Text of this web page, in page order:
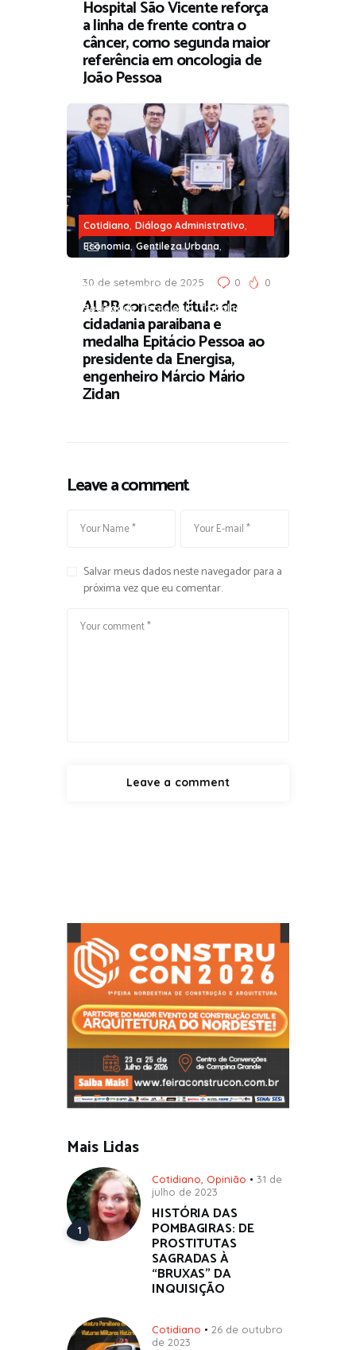
Hospital São Vicente reforça
a linha de frente contra o
câncer, como segunda maior
referência em oncologia de
João Pessoa
Cotidiano, Diálogo Administrativo,
Economia,Gentileza Urbana,
Parlamento ,Poder, Segurança
Sociedade,Tecnologia,Trabalho
30 de setembro de 2025 0 0
ALPB concede título de
cidadania paraibana e
medalha Epitácio Pessoa ao
presidente da Energisa,
engenheiro Márcio Mário
Zidan
Leave a comment
Salvar meus dados neste navegador para a
próxima vez que eu comentar.
Mais Lidas
Cotidiano Opinião
31 de
julho de 2023
HISTÓRIA DAS
POMBAGIRAS: DE
PROSTITUTAS
SAGRADAS À
“BRUXAS” DA
INQUISIÇÃO
Cotidiano
26 de outubro
de 2023